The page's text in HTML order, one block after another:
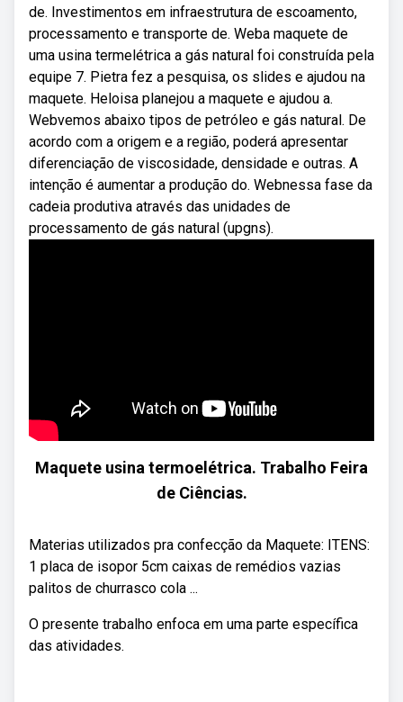
de. Investimentos em infraestrutura de escoamento,
processamento e transporte de. Weba maquete de
uma usina termelétrica a gás natural foi construída pela
equipe 7. Pietra fez a pesquisa, os slides e ajudou na
maquete. Heloisa planejou a maquete e ajudou a.
Webvemos abaixo tipos de petróleo e gás natural. De
acordo com a origem e a região, poderá apresentar
diferenciação de viscosidade, densidade e outras. A
intenção é aumentar a produção do. Webnessa fase da
cadeia produtiva através das unidades de
processamento de gás natural (upgns).
Maquete usina termoelétrica. Trabalho Feira
de Ciências.
Materias utilizados pra confecção da Maquete: ITENS:
1 placa de isopor 5cm caixas de remédios vazias
palitos de churrasco cola ...
O presente trabalho enfoca em uma parte específica
das atividades.